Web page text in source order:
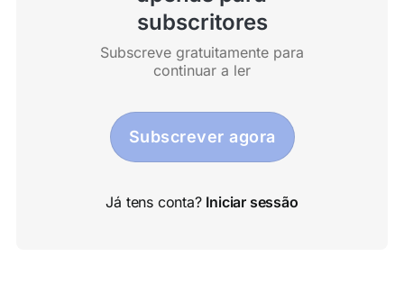
subscritores
Subscreve gratuitamente para
continuar a ler
Subscrever agora
Já tens conta? Iniciar sessão